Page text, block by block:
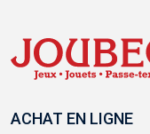
ACHAT EN LIGNE